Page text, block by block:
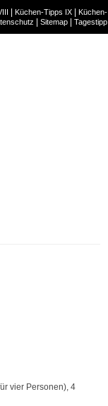
Küchen-Tipps IX
Küchen-
Sitemap Tagestipp
vier Personen), 4